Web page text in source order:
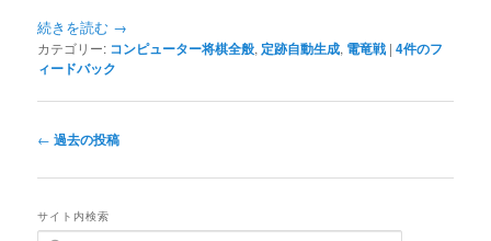
続きを読む →
カテゴリー: コンピューター将棋全般, 定跡自動生成, 電竜戦 |4件のフ
ィードバック
投
ナ
ゲ
← 過去の投稿
サイト内検索